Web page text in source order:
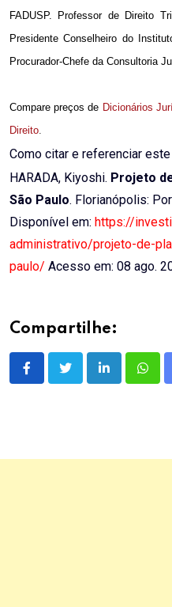
FADUSP. Professor de Direito
Presidente Conselheiro do
Procurador-Chefe da Consultoria
Compare preços de Dicionários
Direito.
Como citar e referenciar
HARADA, Kiyoshi. Projeto
São Paulo. Florianópolis:
Disponível em: https://
administrativo/projeto-de-
paulo/ Acesso em: 08 ago.
Compartilhe:
LinkedIn